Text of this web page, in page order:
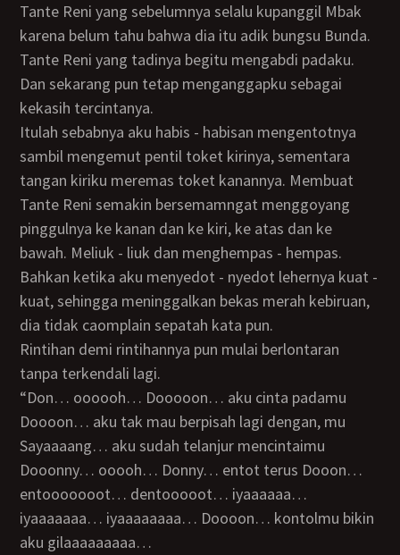
Tante Reni yang sebelumnya selalu kupanggil Mbak
karena belum tahu bahwa dia itu adik bungsu Bunda.
Tante Reni yang tadinya begitu mengabdi padaku.
Dan sekarang pun tetap menganggapku sebagai
kekasih tercintanya.
Itulah sebabnya aku habis - habisan mengentotnya
sambil mengemut pentil toket kirinya, sementara
tangan kiriku meremas toket kanannya. Membuat
Tante Reni semakin bersemamngat menggoyang
pinggulnya ke kanan dan ke kiri, ke atas dan ke
bawah. Meliuk - liuk dan menghempas - hempas.
Bahkan ketika aku menyedot - nyedot lehernya kuat -
kuat, sehingga meninggalkan bekas merah kebiruan,
dia tidak caomplain sepatah kata pun.
Rintihan demi rintihannya pun mulai berlontaran
tanpa terkendali lagi.
“Don… oooooh… Dooooon… aku cinta padamu
Doooon… aku tak mau berpisah lagi dengan, mu
Sayaaaang… aku sudah telanjur mencintaimu
Dooonny… ooooh… Donny… entot terus Dooon…
entooooooot… dentooooot… iyaaaaaa…
iyaaaaaaa… iyaaaaaaaa… Doooon… kontolmu bikin
aku gilaaaaaaaaa…